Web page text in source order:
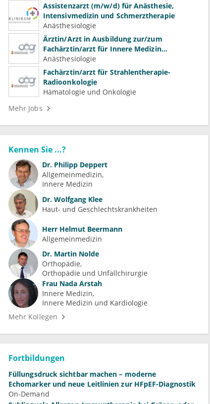
Assistenzarzt (m/w/d) für Anästhesie,
Intensivmedizin und Schmerztherapie
Anästhesiologie
Ärztin/Arzt in Ausbildung zur/zum
Fachärztin/arzt für Innere Medizin
(Kardiologie, Nephrologie, Intensivmedizin)
Anästhesiologie
Fachärztin/arzt für Strahlentherapie-
Radioonkologie
Hämatologie und Onkologie
Mehr Jobs
Kennen Sie ...?
Dr. Philipp Deppert
Allgemeinmedizin
Innere Medizin
Dr. Wolfgang Klee
Haut- und Geschlechtskrankheiten
Herr Helmut Beermann
Allgemeinmedizin
Dr. Martin Nolde
Orthopädie
Orthopädie und Unfallchirurgie
Frau Nada Arstah
Innere Medizin
Innere Medizin und Kardiologie
Mehr Kollegen
Fortbildungen
Füllungsdruck sichtbar machen – moderne
Echomarker und neue Leitlinien zur HFpEF-Diagnostik
On-Demand